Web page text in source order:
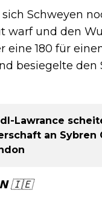
Schweyen
warf und den
eine 180 für
besiegelte den
Lawrance
an Sybren
🇮🇪